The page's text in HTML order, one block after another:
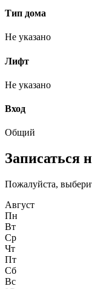
Тип дома
Не указано
Лифт
Не указано
Вход
Общий
Записаться
Пожалуйста,
Август
Пн
Вт
Ср
Чт
Пт
Сб
Вс